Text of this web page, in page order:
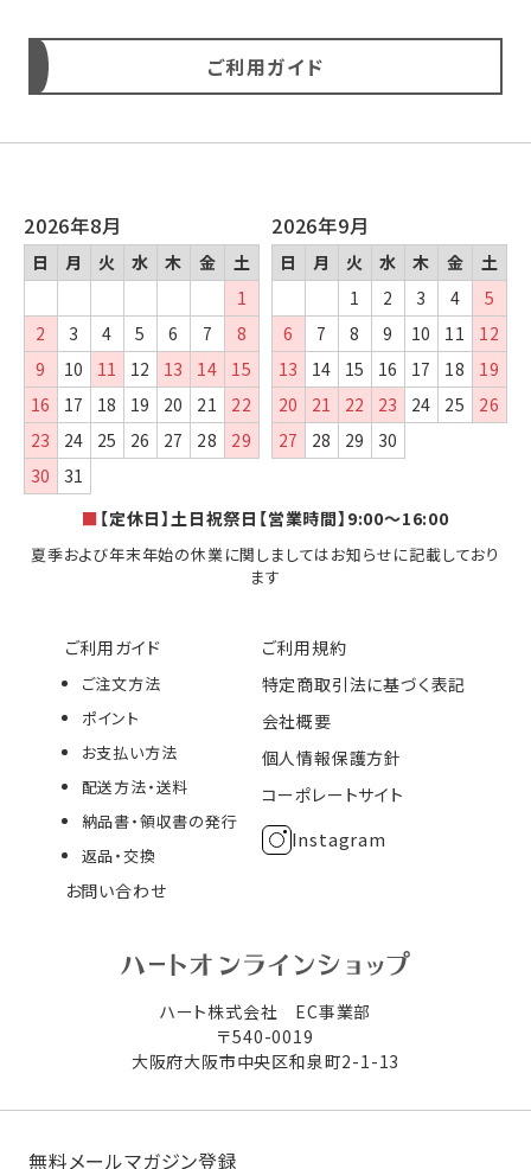
ご利用ガイド
ハート株式会社 EC事業部
〒540-0019
大阪府大阪市中央区和泉町2-1-13
無料メールマガジン登録
ご利用ガイド
ご注文方法
ポイント
お支払い方法
配送方法・送料
納品書・領収書の発行
返品・交換
お問い合わせ
ご利用規約
特定商取引法に基づく表記
会社概要
個人情報保護方針
コーポレートサイト
Instagram
2026年8月
日 月 火 水 木 金
土
1
2
3 4 5 6 7
8
9
10 11 12 13 14
15
16
17 18 19 20 21
22
23
24 25 26 27 28
29
30
31
2026年9月
日 月 火 水 木 金
土
1
2 3 4
5
6
7 8 9 10 11
12
13
14 15 16 17 18
19
20
21 22 23 24 25
26
27
28 29 30
■ 【定休日】土日祝祭日【営業時間】9:00～16:00
夏季および年末年始の休業に関しましてはお知らせに記載しており
ます